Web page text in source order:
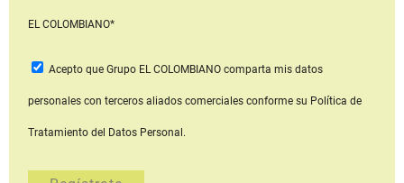
EL COLOMBIANO*
Acepto que Grupo EL COLOMBIANOcomparta mis datos
personales con terceros aliados comerciales conforme su Política de
Tratamiento del Datos Personal.